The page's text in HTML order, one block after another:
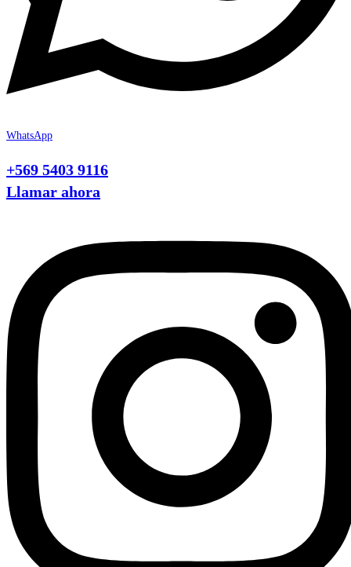
WhatsApp
+569 5403 9116
Llamar ahora